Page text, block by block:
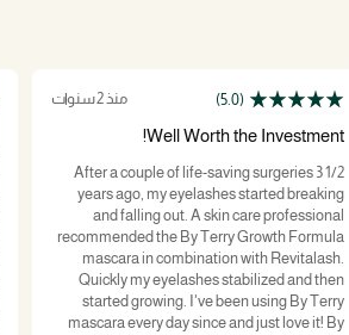
(5.0) منذ 2 سنوات
Well Worth the Investment!
After a couple of life-saving surgeries 3 1/2
years ago, my eyelashes started breaking
and falling out. A skin care professional
recommended the By Terry Growth Formula
mascara in combination with Revitalash.
Quickly my eyelashes stabilized and then
started growing. I've been using By Terry
mascara every day since and just love it! By